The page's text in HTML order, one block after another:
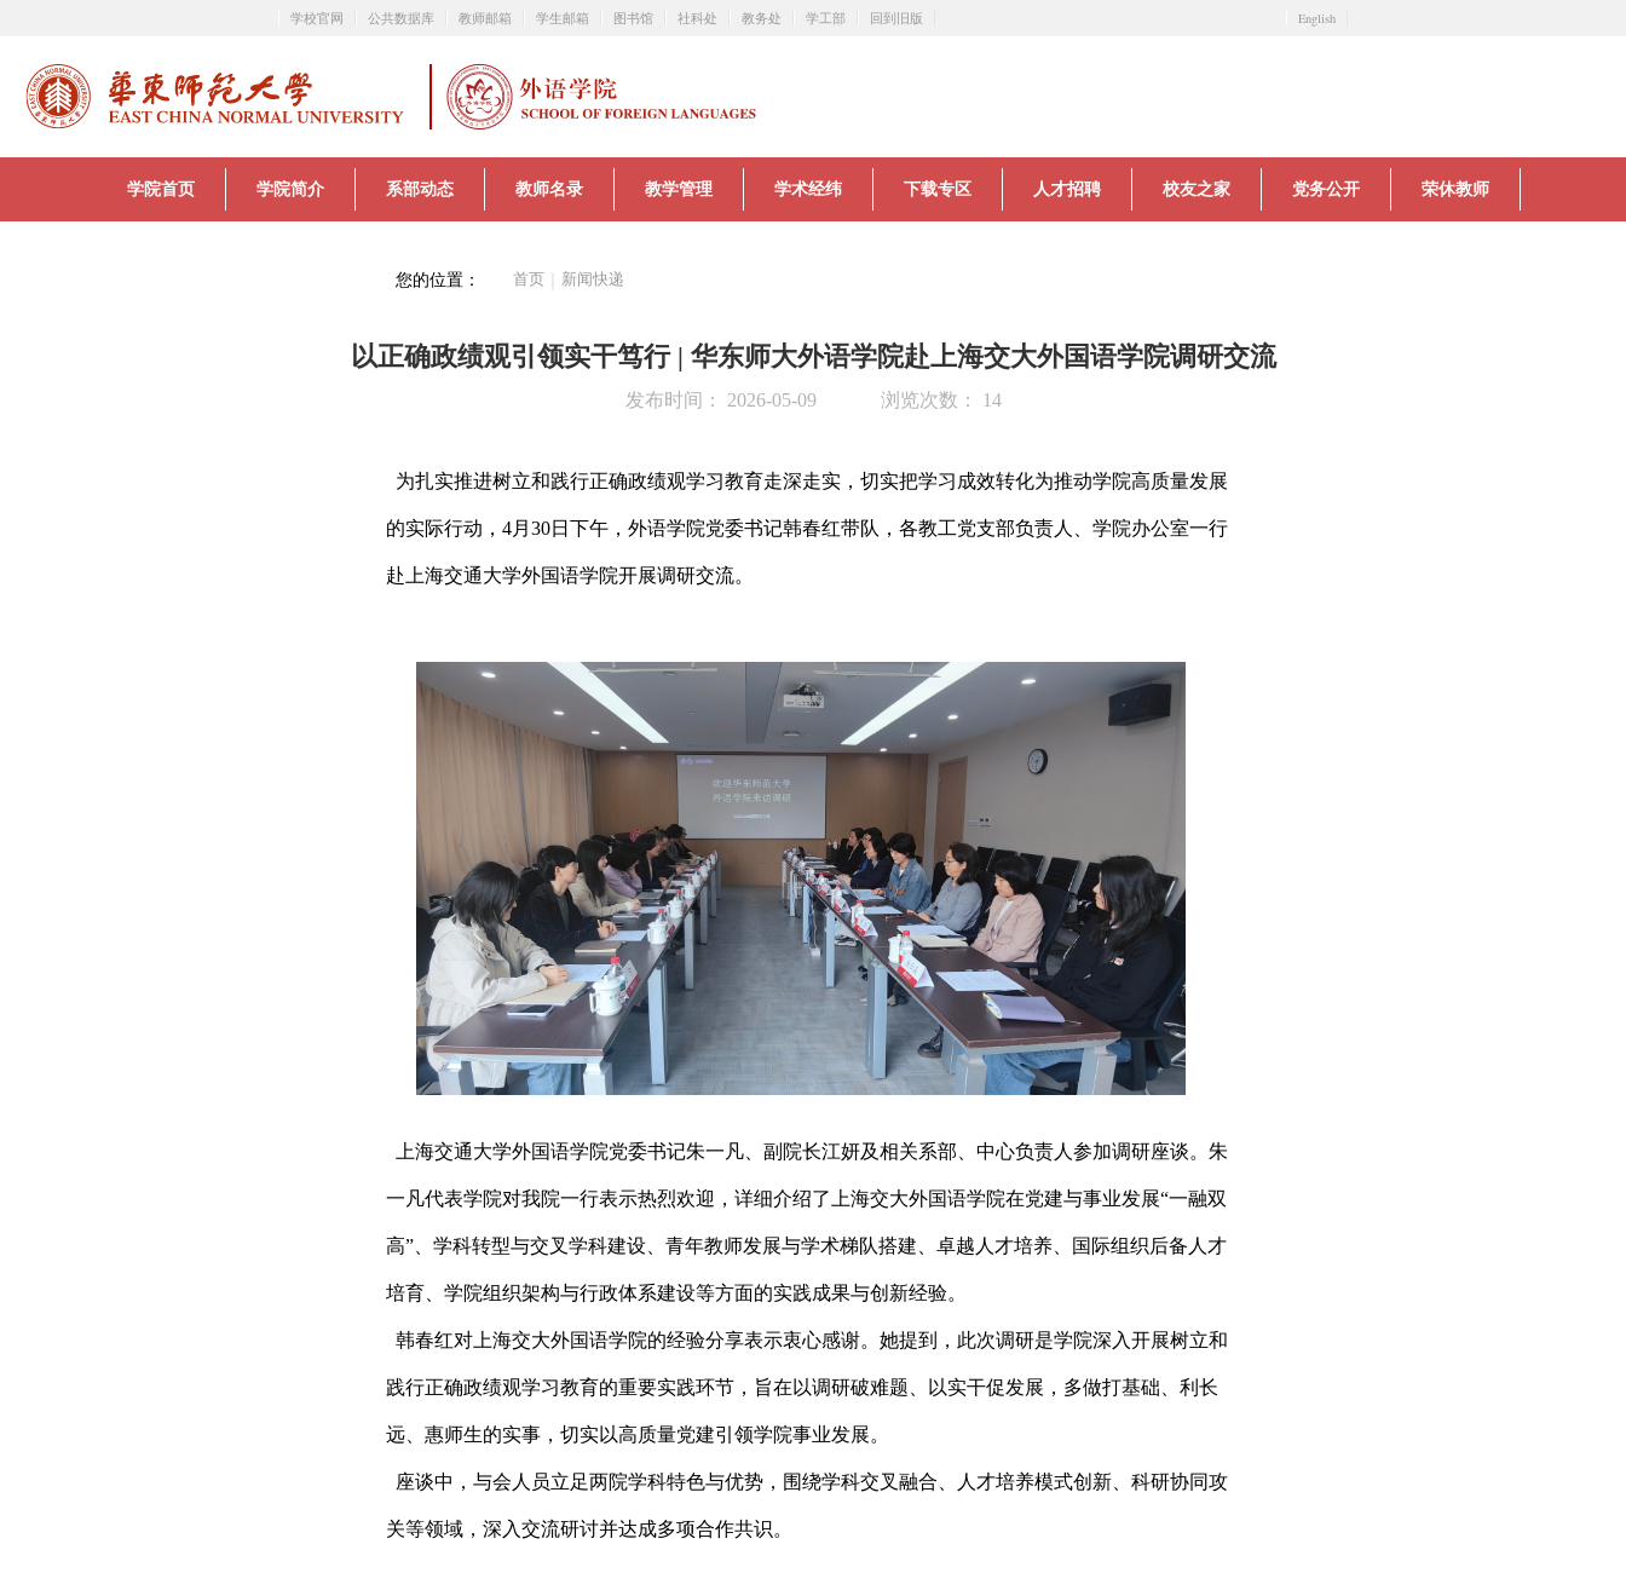
学校官网 公共数据库 教师邮箱 学生邮箱 图书馆 社科处 教务处 学工部 回到旧版 English
学院首页 学院简介 系部动态 教师名录 教学管理 学术经纬 下载专区 人才招聘 校友之家 党务公开 荣休教师
您的位置： 首页｜ 新闻快递
以正确政绩观引领实干笃行 | 华东师大外语学院赴上海交大外国语学院调研交流
发布时间： 2026-05-09 浏览次数： 14
为扎实推进树立和践行正确政绩观学习教育走深走实，切实把学习成效转化为推动学院高质量发展
的实际行动，4月30日下午，外语学院党委书记韩春红带队，各教工党支部负责人、学院办公室一行
赴上海交通大学外国语学院开展调研交流。
上海交通大学外国语学院党委书记朱一凡、副院长江妍及相关系部、中心负责人参加调研座谈。朱
一凡代表学院对我院一行表示热烈欢迎，详细介绍了上海交大外国语学院在党建与事业发展“一融双
高”、学科转型与交叉学科建设、青年教师发展与学术梯队搭建、卓越人才培养、国际组织后备人才
培育、学院组织架构与行政体系建设等方面的实践成果与创新经验。
韩春红对上海交大外国语学院的经验分享表示衷心感谢。她提到，此次调研是学院深入开展树立和
践行正确政绩观学习教育的重要实践环节，旨在以调研破难题、以实干促发展，多做打基础、利长
远、惠师生的实事，切实以高质量党建引领学院事业发展。
座谈中，与会人员立足两院学科特色与优势，围绕学科交叉融合、人才培养模式创新、科研协同攻
关等领域，深入交流研讨并达成多项合作共识。